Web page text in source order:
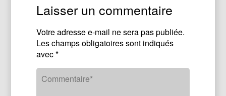
Laisser un commentaire
Votre adresse e-mail ne sera pas publiée.
Les champs obligatoires sont indiqués
avec*